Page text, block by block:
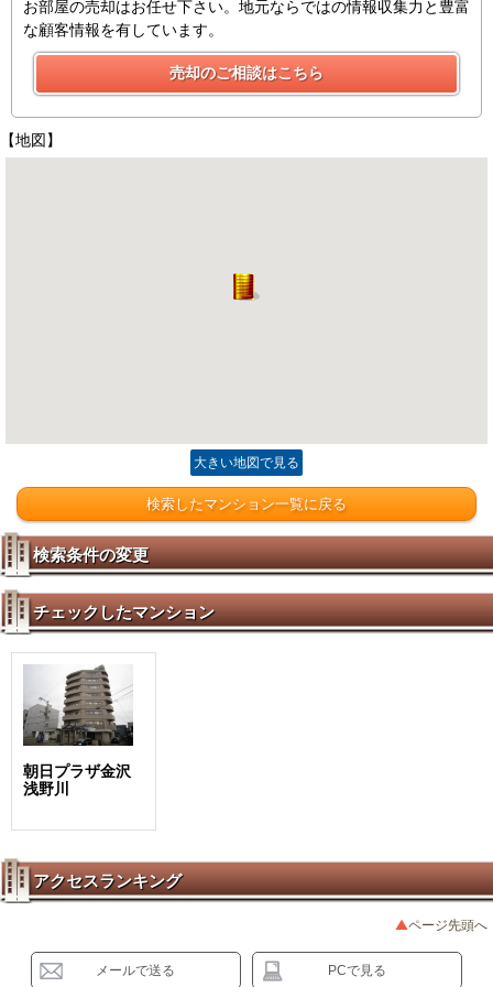
お部屋の売却はお任せ下さい。地元ならではの情報収集力と豊富
な顧客情報を有しています。
【地図】
大きい地図で見る
検索したマンション一覧に戻る
検索条件の変更
チェックしたマンション
朝日プラザ金沢
浅野川
アクセスランキング
ページ先頭へ
メールで送る PCで見る